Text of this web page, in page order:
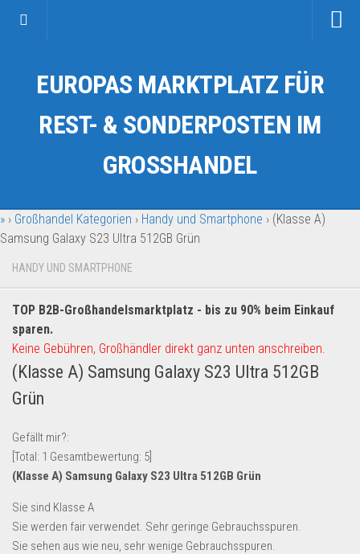
Kategorien
Auto & Motorrad
Fahrzeuge & Transport
Garten & Werkzeug
Geschäft, Büro & Schreibwaren
Geschenkartikel
Handy und Smartphone
Kosmetik & Pflege
Lebensmittel & Getränke
Münzen
Spielzeug & Games
Schuhe & Accessoires
Sport & Freizeit
Uhren & Schmuck
EUROPAS MARKTPLATZ FÜR
REST- & SONDERPOSTEN IM
GROSSHANDEL
» › Großhandel Kategorien › Handy und Smartphone › (Klasse A)
Samsung Galaxy S23 Ultra 512GB Grün
HANDY UND SMARTPHONE
TOP B2B-Großhandelsmarktplatz - bis zu 90% beim Einkauf
sparen.
Keine Gebühren, Großhändler direkt ganz unten anschreiben.
(Klasse A) Samsung Galaxy S23 Ultra 512GB
Grün
Gefällt mir?:
[Total: 1 Gesamtbewertung: 5
(Klasse A) Samsung Galaxy S23 Ultra 512GB Grün
Sie sind Klasse A
Sie werden fair verwendet. Sehr geringe Gebrauchsspuren.
Sie sehen aus wie neu, sehr wenige Gebrauchsspuren.